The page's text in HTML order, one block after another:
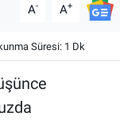
A- A+
Süresi: 1 Dk